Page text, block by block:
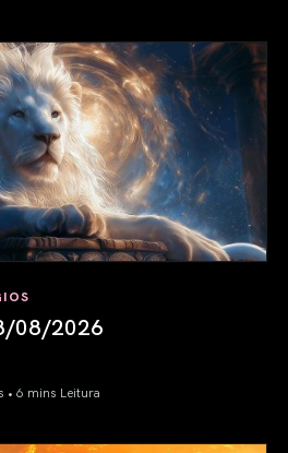
08/2026
• 6 mins Leitura